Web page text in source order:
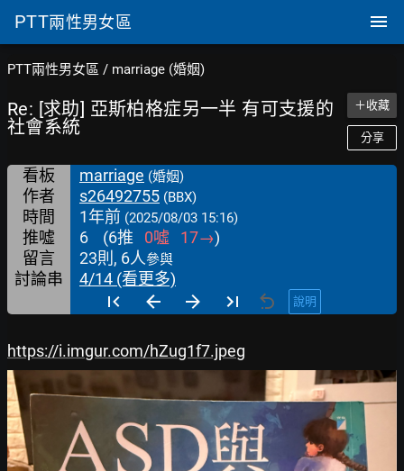
PTT兩性男女區
PTT兩性男女區 / marriage (婚姻)
Re: [求助] 亞斯柏格症另一半 有可支援的
社會系統
＋收藏
分享
看板 marriage (婚姻)
作者 s26492755 (BBX)
時間 1年前 (2025/08/03 15:16)
推噓 6 (6推 0噓 17→)
留言
23則, 6人參與
討論串 4/14 (看更多)
說明
https://i.imgur.com/hZug1f7.jpeg